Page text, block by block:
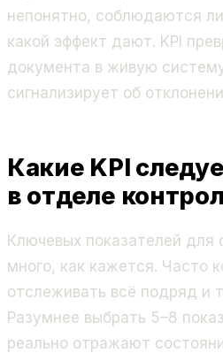
непонятно, соблюдаются
какой эффект дают. KPI
документа в живую
сигнализирует об
Какие KPI
в отделе
Ключевых показателей для
много, как кажется. Часто
отслеживать всё подряд и
Разумнее выбрать 5–8
реально отражают